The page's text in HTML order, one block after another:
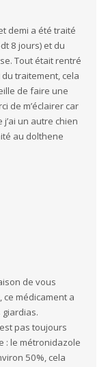
demi a été traité
8 jours) et du
Tout était rentré
du traitement, cela
de faire une
de m’éclairer car
un autre chien
au dolthene
de vous
médicament a
pas toujours
: le métronidazole
50%, cela